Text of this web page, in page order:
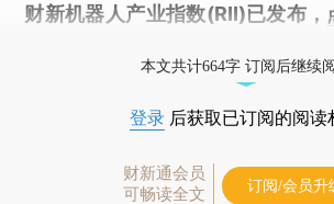
财新机器人产业指数(RII)已发布，
本文共计664字 订阅后继续
登录 后获取已订阅的阅读
财新通会员
可畅读全文
订阅/会员升